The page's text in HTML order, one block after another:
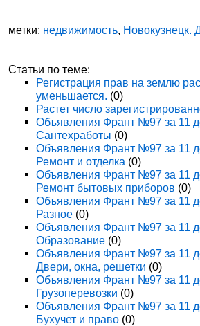
метки: недвижимость, Новокузнецк.
Статьи по теме:
Регистрация прав на землю
уменьшается. (0)
Растет число
Объявления Франт №97 за 11
Сантехработы (0)
Объявления Франт №97 за 11
Ремонт и отделка (0)
Объявления Франт №97 за 11
Ремонт бытовых приборов (0)
Объявления Франт №97 за 11
Разное (0)
Объявления Франт №97 за 11
Образование (0)
Объявления Франт №97 за 11
Двери, окна, решетки (0)
Объявления Франт №97 за 11
Грузоперевозки (0)
Объявления Франт №97 за 11
Бухучет и право (0)